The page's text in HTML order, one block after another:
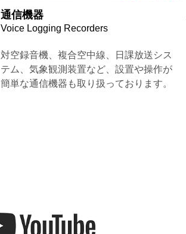
通信機器
Voice Logging Recorders
対空録音機、複合空中線、日課放送シス
テム、気象観測装置など、設置や操作が
簡単な通信機器も取り扱っております。